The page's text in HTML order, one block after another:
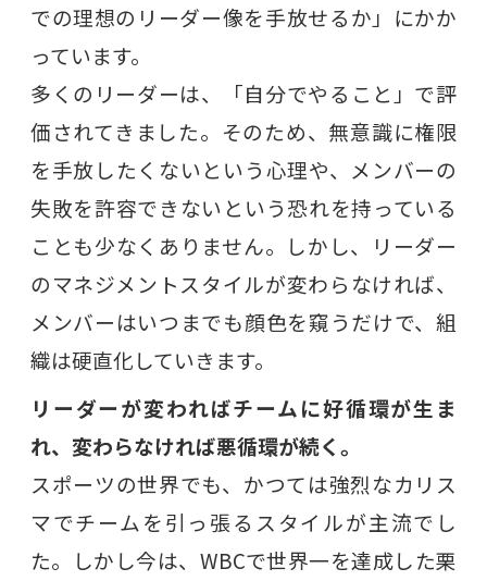
での理想のリーダー像を手放せるか」にかか
っています。
多くのリーダーは、「自分でやること」で評
価されてきました。そのため、無意識に権限
を手放したくないという心理や、メンバーの
失敗を許容できないという恐れを持っている
ことも少なくありません。しかし、リーダー
のマネジメントスタイルが変わらなければ、
メンバーはいつまでも顔色を窺うだけで、組
織は硬直化していきます。
リーダーが変わればチームに好循環が生ま
れ、変わらなければ悪循環が続く。
スポーツの世界でも、かつては強烈なカリス
マでチームを引っ張るスタイルが主流でし
た。しかし今は、WBCで世界一を達成した栗